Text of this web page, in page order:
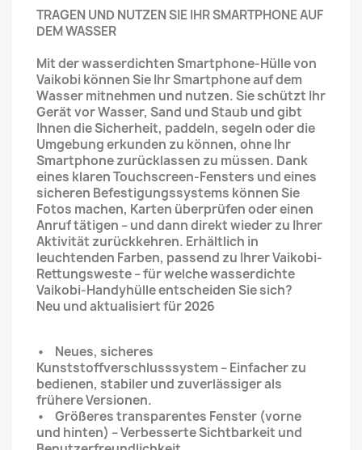
TRAGEN UND NUTZEN SIE IHR SMARTPHONE AUF
DEM WASSER
Mit der wasserdichten Smartphone-Hülle von
Vaikobi können Sie Ihr Smartphone auf dem
Wasser mitnehmen und nutzen. Sie schützt Ihr
Gerät vor Wasser, Sand und Staub und gibt
Ihnen die Sicherheit, paddeln, segeln oder die
Umgebung erkunden zu können, ohne Ihr
Smartphone zurücklassen zu müssen. Dank
eines klaren Touchscreen-Fensters und eines
sicheren Befestigungssystems können Sie
Fotos machen, Karten überprüfen oder einen
Anruf tätigen – und dann direkt wieder zu Ihrer
Aktivität zurückkehren. Erhältlich in
leuchtenden Farben, passend zu Ihrer Vaikobi-
Rettungsweste – für welche wasserdichte
Vaikobi-Handyhülle entscheiden Sie sich?
Neu und aktualisiert für 2026
• Neues, sicheres
Kunststoffverschlusssystem – Einfacher zu
bedienen, stabiler und zuverlässiger als
frühere Versionen.
• Größeres transparentes Fenster (vorne
und hinten) – Verbesserte Sichtbarkeit und